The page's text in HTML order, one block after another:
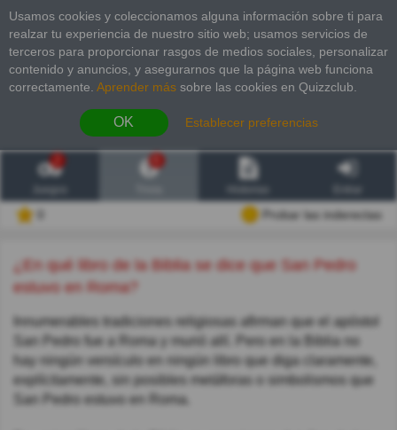
Usamos cookies y coleccionamos alguna información sobre ti para
realzar tu experiencia de nuestro sitio web; usamos servicios de
terceros para proporcionar rasgos de medios sociales, personalizar
contenido y anuncios, y asegurarnos que la página web funciona
correctamente. Aprender más sobre las cookies en Quizzclub.
OK Establecer preferencias
2
Probar las inderectas
¿En qué libro de la Biblia se dice que San Pedro
estuvo en Roma?
Innumerables tradiciones religiosas afirman que el apóstol
San Pedro fue a Roma y murió allí. Pero en la Biblia no
hay ningún versículo en ningún libro que diga claramente,
explícitamente, sin posibles metáforas o simbolismos que
San Pedro estuvo en Roma.